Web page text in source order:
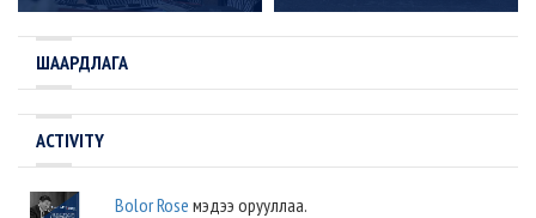
ажлаас нь чөлөөлжээ
дэлхийд үнэллээ, одоо
Сүрьеэтэй тэмцэхэд яг үүн шиг
ШААРДЛАГА
ACTIVITY
Bolor Rose мэдээ орууллаа.